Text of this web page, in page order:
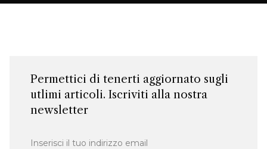
Permettici di tenerti aggiornato sugli
utlimi articoli. Iscriviti alla nostra
newsletter
Inserisci il tuo indirizzo email